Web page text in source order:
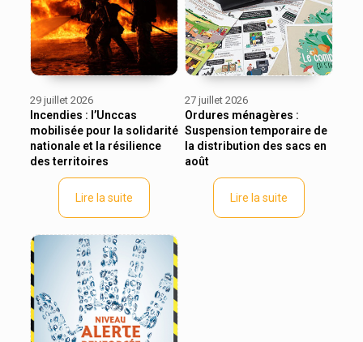
29 juillet 2026
Incendies : l’Unccas
mobilisée pour la solidarité
nationale et la résilience
des territoires
Lire la suite
27 juillet 2026
Ordures ménagères :
Suspension temporaire de
la distribution des sacs en
août
Lire la suite